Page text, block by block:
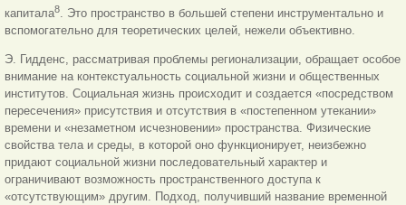
капитала8. Это пространство в большей степени инструментально и
вспомогательно для теоретических целей, нежели объективно.
Э. Гидденс, рассматривая проблемы регионализации, обращает особое
внимание на контекстуальность социальной жизни и общественных
институтов. Социальная жизнь происходит и создается «посредством
пересечения» присутствия и отсутствия в «постепенном утекании»
времени и «незаметном исчезновении» пространства. Физические
свойства тела и среды, в которой оно функционирует, неизбежно
придают социальной жизни последовательный характер и
ограничивают возможность пространственного доступа к
«отсутствующим» другим. Подход, получивший название временной